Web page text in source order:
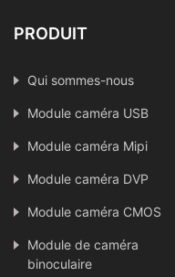
PRODUIT
Qui sommes-nous
Module caméra USB
Module caméra Mipi
Module caméra DVP
Module caméra CMOS
Module de caméra
binoculaire